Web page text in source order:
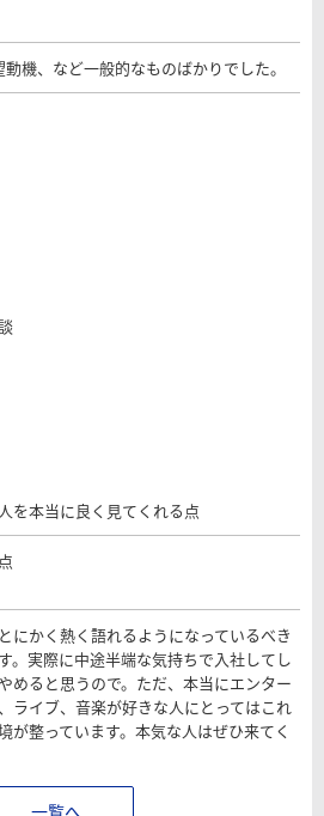
動機、など一般的なものばかりでした。
を本当に良く見てくれる点
にかく熱く語れるようになっているべき
。実際に中途半端な気持ちで入社してし
めると思うので。ただ、本当にエンター
ライブ、音楽が好きな人にとってはこれ
が整っています。本気な人はぜひ来てく